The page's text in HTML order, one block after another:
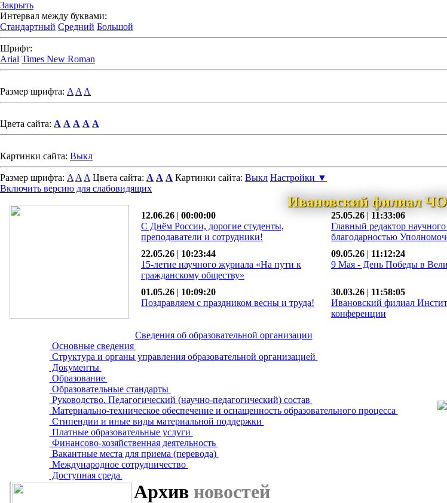
Закрыть
Интервал между буквами:
Стандартный Средний Большой
Шрифт:
Arial Times New Roman
Размер шрифта: A A A
Цвета сайта: A A A A A
Картинки сайта: Выкл
Размер шрифта: A A A Цвета сайта: A A A Картинки сайта: Выкл Настройки ▼
Включить версию для слабовидящих
Ивановский филиал
12.06.26 | 00:00:00
С Днём России, дорогие студенты,
преподаватели и сотрудники!
25.05.26 | 11:33:06
Главный редактор
благодарностью
22.05.26 | 10:23:44
15-летие научного журнала «На пути к
гражданскому обществу»
09.05.26 | 11:12:24
9 Мая - День Победы в
01.05.26 | 10:09:20
Поздравляем с праздником весны и труда!
30.03.26 | 11:58:05
Ивановский филиал
конференции
Сведения об образовательной организации
Основные сведения
Структура и органы управления образовательной организацией
Документы
Образование
Образовательные стандарты
Руководство. Педагогический (научно-педагогический) состав
Материально-техническое обеспечение и оснащенность образовательного процесса
Стипендии и иные виды материальной поддержки
Платные образовательные услуги
Финансово-хозяйственная деятельность
Вакантные места для приема (перевода)
Международное сотрудничество
Доступная среда
Архив новостей